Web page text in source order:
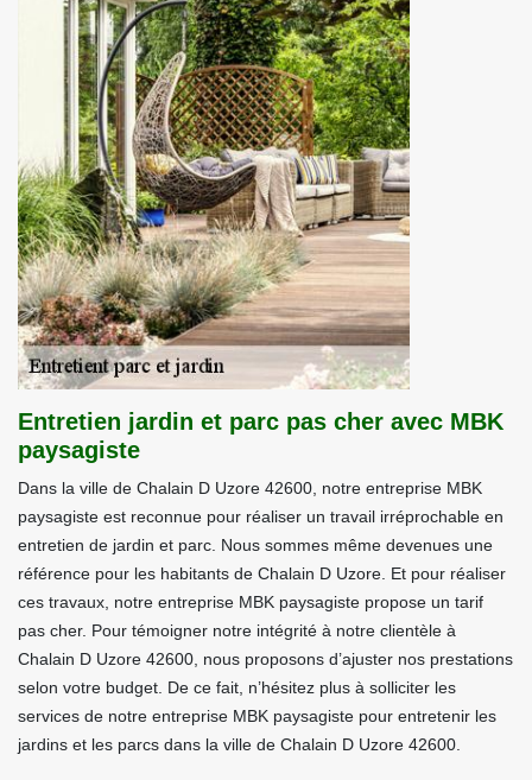
Entretien jardin et parc pas cher avec MBK
paysagiste
Dans la ville de Chalain D Uzore 42600, notre entreprise MBK
paysagiste est reconnue pour réaliser un travail irréprochable en
entretien de jardin et parc. Nous sommes même devenues une
référence pour les habitants de Chalain D Uzore. Et pour réaliser
ces travaux, notre entreprise MBK paysagiste propose un tarif
pas cher. Pour témoigner notre intégrité à notre clientèle à
Chalain D Uzore 42600, nous proposons d’ajuster nos prestations
selon votre budget. De ce fait, n’hésitez plus à solliciter les
services de notre entreprise MBK paysagiste pour entretenir les
jardins et les parcs dans la ville de Chalain D Uzore 42600.